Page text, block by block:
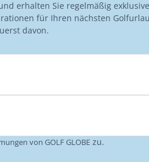
erhalten Sie regelmäßig
für Ihren nächsten
davon.
von GOLF GLOBE zu.